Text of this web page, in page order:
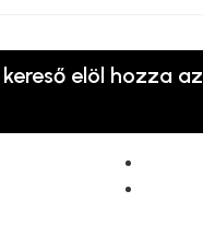
elöl hozza az